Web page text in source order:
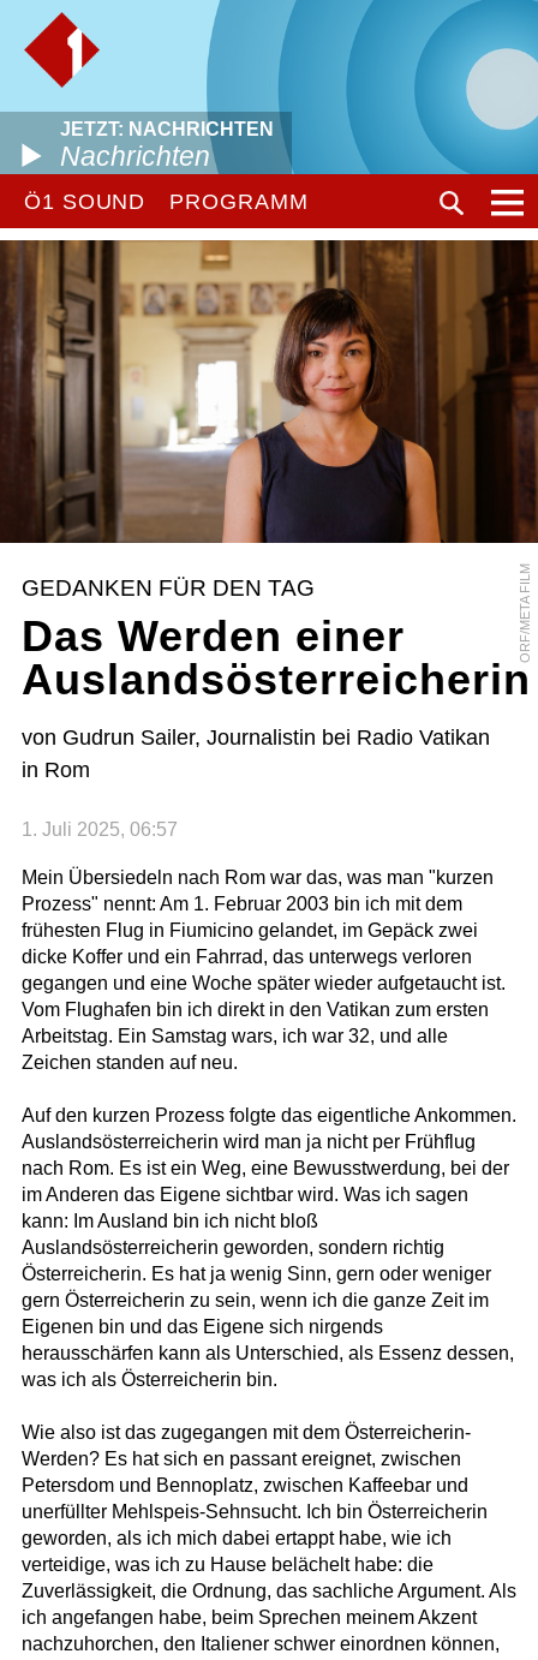
JETZT: NACHRICHTEN
Nachrichten
Ö1 SOUND PROGRAMM
ORF/META FILM
GEDANKEN FÜR DEN TAG
Das Werden einer
Auslandsösterreicherin
von Gudrun Sailer, Journalistin bei Radio Vatikan
in Rom
1. Juli 2025, 06:57
Mein Übersiedeln nach Rom war das, was man "kurzen
Prozess" nennt: Am 1. Februar 2003 bin ich mit dem
frühesten Flug in Fiumicino gelandet, im Gepäck zwei
dicke Koffer und ein Fahrrad, das unterwegs verloren
gegangen und eine Woche später wieder aufgetaucht ist.
Vom Flughafen bin ich direkt in den Vatikan zum ersten
Arbeitstag. Ein Samstag wars, ich war 32, und alle
Zeichen standen auf neu.
Auf den kurzen Prozess folgte das eigentliche Ankommen.
Auslandsösterreicherin wird man ja nicht per Frühflug
nach Rom. Es ist ein Weg, eine Bewusstwerdung, bei der
im Anderen das Eigene sichtbar wird. Was ich sagen
kann: Im Ausland bin ich nicht bloß
Auslandsösterreicherin geworden, sondern richtig
Österreicherin. Es hat ja wenig Sinn, gern oder weniger
gern Österreicherin zu sein, wenn ich die ganze Zeit im
Eigenen bin und das Eigene sich nirgends
herausschärfen kann als Unterschied, als Essenz dessen,
was ich als Österreicherin bin.
Wie also ist das zugegangen mit dem Österreicherin-
Werden? Es hat sich en passant ereignet, zwischen
Petersdom und Bennoplatz, zwischen Kaffeebar und
unerfüllter Mehlspeis-Sehnsucht. Ich bin Österreicherin
geworden, als ich mich dabei ertappt habe, wie ich
verteidige, was ich zu Hause belächelt habe: die
Zuverlässigkeit, die Ordnung, das sachliche Argument. Als
ich angefangen habe, beim Sprechen meinem Akzent
nachzuhorchen, den Italiener schwer einordnen können,